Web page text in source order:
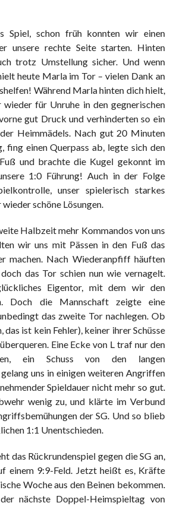
Spiel, schon früh konnten wir einen
unsere rechte Seite starten. Hinten
trotz Umstellung sicher. Und wenn
heute Marla im Tor – vielen Dank an
Während Marla hinten dich hielt,
für Unruhe in den gegnerischen
gut Druck und verhinderten so ein
Heimmädels. Nach gut 20 Minuten
fing einen Querpass ab, legte sich den
und brachte die Kugel gekonnt im
1:0 Führung! Auch in der Folge
unser spielerisch starkes
schöne Lösungen.
Halbzeit mehr Kommandos von uns
wir uns mit Pässen in den Fuß das
machen. Nach Wiederanpfiff häuften
das Tor schien nun wie vernagelt.
Eigentor, mit dem wir den
Doch die Mannschaft zeigte eine
das zweite Tor nachlegen. Ob
das ist kein Fehler), keiner ihrer Schüsse
Eine Ecke von L traf nur den
ein Schuss von den langen
uns in einigen weiteren Angriffen
Spieldauer nicht mehr so gut.
wenig zu, und klärte im Verbund
der SG. Und so blieb
1:1 Unentschieden.
das Rückrundenspiel gegen die SG an,
einem 9:9-Feld. Jetzt heißt es, Kräfte
Woche aus den Beinen bekommen.
nächste Doppel-Heimspieltag von